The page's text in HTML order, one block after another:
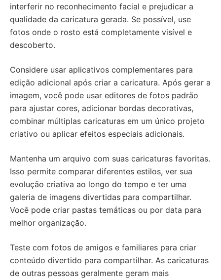
interferir no reconhecimento facial e prejudicar a
qualidade da caricatura gerada. Se possível, use
fotos onde o rosto está completamente visível e
descoberto.
Considere usar aplicativos complementares para
edição adicional após criar a caricatura. Após gerar a
imagem, você pode usar editores de fotos padrão
para ajustar cores, adicionar bordas decorativas,
combinar múltiplas caricaturas em um único projeto
criativo ou aplicar efeitos especiais adicionais.
Mantenha um arquivo com suas caricaturas favoritas.
Isso permite comparar diferentes estilos, ver sua
evolução criativa ao longo do tempo e ter uma
galeria de imagens divertidas para compartilhar.
Você pode criar pastas temáticas ou por data para
melhor organização.
Teste com fotos de amigos e familiares para criar
conteúdo divertido para compartilhar. As caricaturas
de outras pessoas geralmente geram mais